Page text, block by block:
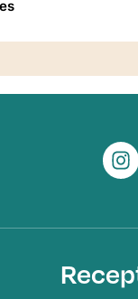
mailadres